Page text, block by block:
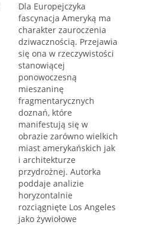
Dla Europejczyka
fascynacja Ameryką ma
charakter zauroczenia
dziwacznością. Przejawia
się ona w rzeczywistości
stanowiącej
ponowoczesną
mieszaninę
fragmentarycznych
doznań, które
manifestują się w
obrazie zarówno wielkich
miast amerykańskich jak
i architekturze
przydrożnej. Autorka
poddaje analizie
horyzontalnie
rozciągnięte Los Angeles
jako żywiołowe